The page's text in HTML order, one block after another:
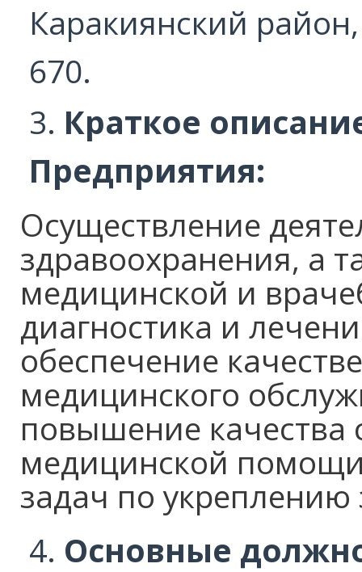
Каракиянский
670.
Краткое
Предприятия:
Осуществление
здравоохранения, а
медицинской и
диагностика и
обеспечение
медицинского
повышение качества
медицинской
задач по
Основные